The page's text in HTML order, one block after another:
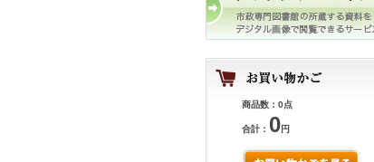
商品数：0点
合計： 0円